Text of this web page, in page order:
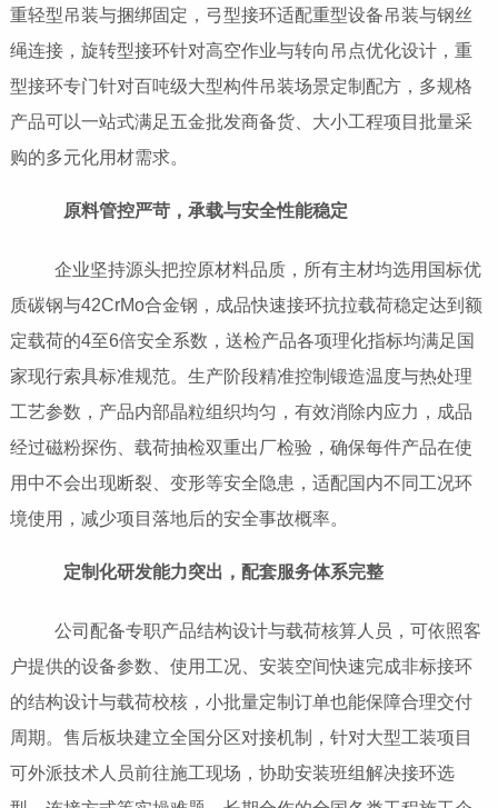
重轻型吊装与捆绑固定，弓型接环适配重型设备吊装与钢丝
绳连接，旋转型接环针对高空作业与转向吊点优化设计，重
型接环专门针对百吨级大型构件吊装场景定制配方，多规格
产品可以一站式满足五金批发商备货、大小工程项目批量采
购的多元化用材需求。
原料管控严苛，承载与安全性能稳定
企业坚持源头把控原材料品质，所有主材均选用国标优
质碳钢与42CrMo合金钢，成品快速接环抗拉载荷稳定达到额
定载荷的4至6倍安全系数，送检产品各项理化指标均满足国
家现行索具标准规范。生产阶段精准控制锻造温度与热处理
工艺参数，产品内部晶粒组织均匀，有效消除内应力，成品
经过磁粉探伤、载荷抽检双重出厂检验，确保每件产品在使
用中不会出现断裂、变形等安全隐患，适配国内不同工况环
境使用，减少项目落地后的安全事故概率。
定制化研发能力突出，配套服务体系完整
公司配备专职产品结构设计与载荷核算人员，可依照客
户提供的设备参数、使用工况、安装空间快速完成非标接环
的结构设计与载荷校核，小批量定制订单也能保障合理交付
周期。售后板块建立全国分区对接机制，针对大型工装项目
可外派技术人员前往施工现场，协助安装班组解决接环选